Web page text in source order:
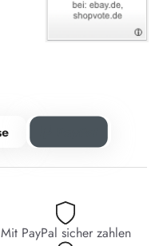
Mit PayPal sicher zahlen